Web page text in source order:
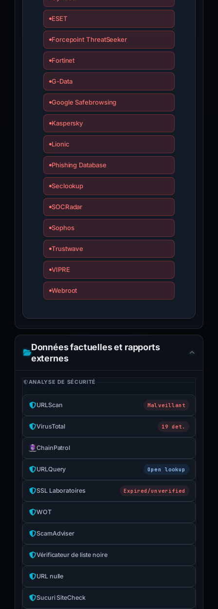
ESET
Forcepoint ThreatSeeker
Fortinet
G-Data
Google Safebrowsing
Kaspersky
Lionic
Phishing Database
Seclookup
SOCRadar
Sophos
Trustwave
VIPRE
Webroot
Données factuelles et rapports
externes
ANALYSE DE SÉCURITÉ
URLScan Malveillant
VirusTotal 19 det.
ChainPatrol
URLQuery Open lookup
SSL Laboratoires Expired/unverified
WOT
ScamAdviser
Vérificateur de liste noire
URL nulle
Sucuri SiteCheck